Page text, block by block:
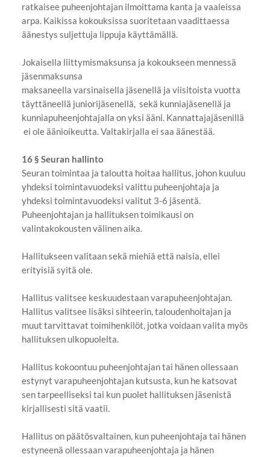
ratkaisee puheenjohtajan ilmoittama kanta ja vaaleissa
arpa. Kaikissa kokouksissa suoritetaan vaadittaessa
äänestys suljettuja lippuja käyttämällä.
Jokaisella liittymismaksunsa ja kokoukseen mennessä
jäsenmaksunsa
maksaneella varsinaisella jäsenellä ja viisitoista vuotta
täyttäneellä juniorijäsenellä, sekä kunniajäsenellä ja
kunniapuheenjohtajalla on yksi ääni. Kannattajajäsenillä
ei ole äänioikeutta. Valtakirjalla ei saa äänestää.
16 § Seuran hallinto
Seuran toimintaa ja taloutta hoitaa hallitus, johon kuuluu
yhdeksi toimintavuodeksi valittu puheenjohtaja ja
yhdeksi toimintavuodeksi valitut 3-6 jäsentä.
Puheenjohtajan ja hallituksen toimikausi on
valintakokousten välinen aika.
Hallitukseen valitaan sekä miehiä että naisia, ellei
erityisiä syitä ole.
Hallitus valitsee keskuudestaan varapuheenjohtajan.
Hallitus valitsee lisäksi sihteerin, taloudenhoitajan ja
muut tarvittavat toimihenkilöt, jotka voidaan valita myös
hallituksen ulkopuolelta.
Hallitus kokoontuu puheenjohtajan tai hänen ollessaan
estynyt varapuheenjohtajan kutsusta, kun he katsovat
sen tarpeelliseksi tai kun puolet hallituksen jäsenistä
kirjallisesti sitä vaatii.
Hallitus on päätösvaltainen, kun puheenjohtaja tai hänen
estyneenä ollessaan varapuheenjohtaja ja hänen